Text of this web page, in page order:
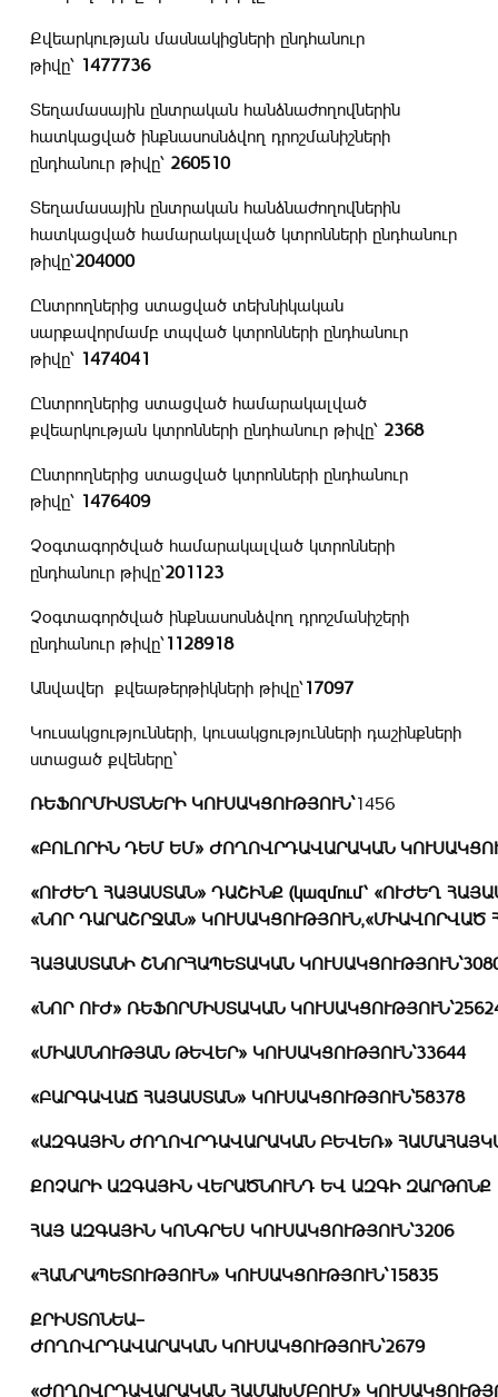
Քվեարկության մասնակիցների ընդհանուր
թիվը՝ 1477736
Տեղամասային ընտրական հանձնաժողովներին
հատկացված ինքնասոսնձվող դրոշմանիշների
ընդհանուր թիվը՝ 260510
Տեղամասային ընտրական հանձնաժողովներին
հատկացված համարակալված կտրոնների ընդհանուր
թիվը՝204000
Ընտրողներից ստացված տեխնիկական
սարքավորմամբ տպված կտրոնների ընդհանուր
թիվը՝ 1474041
Ընտրողներից ստացված համարակալված
քվեարկության կտրոնների ընդհանուր թիվը՝ 2368
Ընտրողներից ստացված կտրոնների ընդհանուր
թիվը՝ 1476409
Չօգտագործված համարակալված կտրոնների
ընդհանուր թիվը՝201123
Չօգտագործված ինքնասոսնձվող դրոշմանիշերի
ընդհանուր թիվը՝1128918
Անվավեր քվեաթերթիկների թիվը՝17097
Կուսակցությունների, կուսակցությունների դաշինքների
ստացած քվեները`
ՌԵՖՈՐՄԻՍՏՆԵՐԻ ԿՈՒՍԱԿՑՈՒԹՅՈՒՆ`1456
«ԲՈԼՈՐԻՆ ԴԵՄ ԵՄ» ԺՈՂՈՎՐԴԱՎԱՐԱԿԱՆ
«ՈՒԺԵՂ ՀԱՅԱՍՏԱՆ» ԴԱՇԻՆՔ (կազմում՝ «ՈՒԺԵՂ
«ՆՈՐ ԴԱՐԱՇՐՋԱՆ» ԿՈՒՍԱԿՑՈՒԹՅՈՒՆ,«ՄԻԱՎՈՐՎԱԾ
ՀԱՅԱՍՏԱՆԻ ՇՆՈՐՀԱՊԵՏԱԿԱՆ ԿՈՒՍԱԿՑՈՒԹՅՈՒՆ
«ՆՈՐ ՈՒԺ» ՌԵՖՈՐՄԻՍՏԱԿԱՆ ԿՈՒՍԱԿՑՈՒԹՅՈՒՆ
«ՄԻԱՍՆՈՒԹՅԱՆ ԹԵՎԵՐ» ԿՈՒՍԱԿՑՈՒԹՅՈՒՆ`33644
«ԲԱՐԳԱՎԱՃ ՀԱՅԱՍՏԱՆ» ԿՈՒՍԱԿՑՈՒԹՅՈՒՆ`58378
«ԱԶԳԱՅԻՆ ԺՈՂՈՎՐԴԱՎԱՐԱԿԱՆ ԲԵՎԵՌ»
ՔՈՉԱՐԻ ԱԶԳԱՅԻՆ ՎԵՐԱԾՆՈՒՆԴ ԵՎ ԱԶԳԻ ԶԱՐԹՈՆՔ
ՀԱՅ ԱԶԳԱՅԻՆ ԿՈՆԳՐԵՍ ԿՈՒՍԱԿՑՈՒԹՅՈՒՆ`3206
«ՀԱՆՐԱՊԵՏՈՒԹՅՈՒՆ» ԿՈՒՍԱԿՑՈՒԹՅՈՒՆ`15835
ՔՐԻՍՏՈՆԵԱ–
ԺՈՂՈՎՐԴԱՎԱՐԱԿԱՆ ԿՈՒՍԱԿՑՈՒԹՅՈՒՆ`2679
«ԺՈՂՈՎՐԴԱՎԱՐԱԿԱՆ ՀԱՄԱԽՄԲՈՒՄ»